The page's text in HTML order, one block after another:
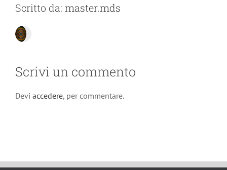
Scritto da: master.mds
Scrivi un commento
Devi accedere, per commentare.